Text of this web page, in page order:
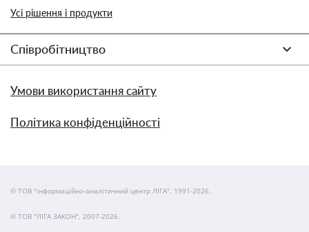
Усі рішення і продукти
Співробітництво
Умови використання сайту
Політика конфіденційності
© ТОВ "інформаційно-аналітичний центр ЛІГА", 1991-2026.
© ТОВ "ЛІГА ЗАКОН", 2007-2026.